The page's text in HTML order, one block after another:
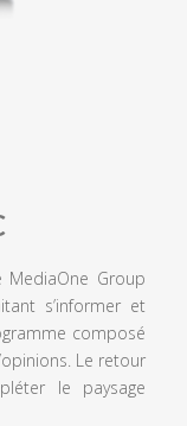
Group
s’informer et
composé
Le retour
le paysage